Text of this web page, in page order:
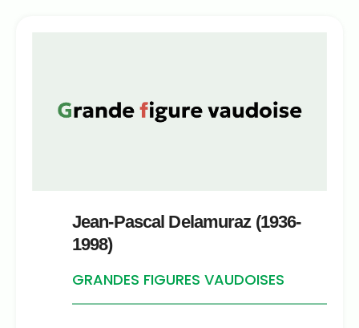
Jean-Pascal Delamuraz (1936-
1998)
GRANDES FIGURES VAUDOISES